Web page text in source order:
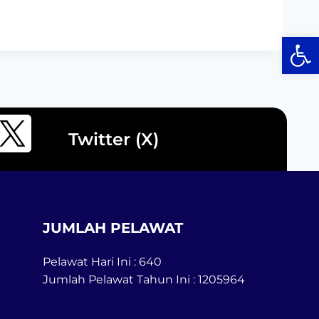
Twitter (X)
JUMLAH PELAWAT
Pelawat Hari Ini : 640
Jumlah Pelawat Tahun Ini : 1205964